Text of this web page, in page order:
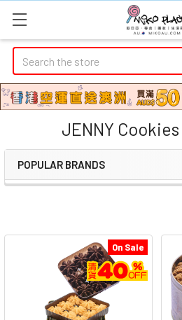
Search
JENNY
Sidebar
POPULAR BRANDS
On Sale